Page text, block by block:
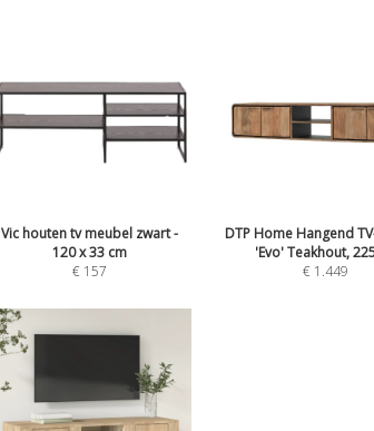
Vic houten tv meubel zwart -
120 x 33 cm
€ 157
DTP Home Hangend
'Evo' Teakhout,
€ 1.449